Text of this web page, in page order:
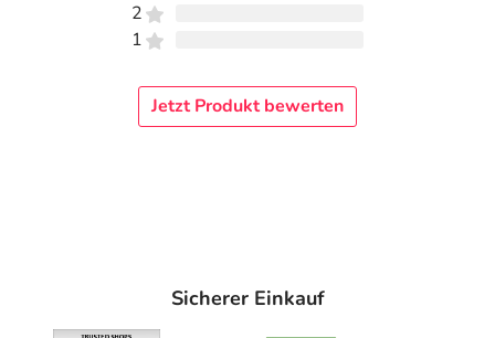
2
1
Jetzt Produkt bewerten
Sicherer Einkauf